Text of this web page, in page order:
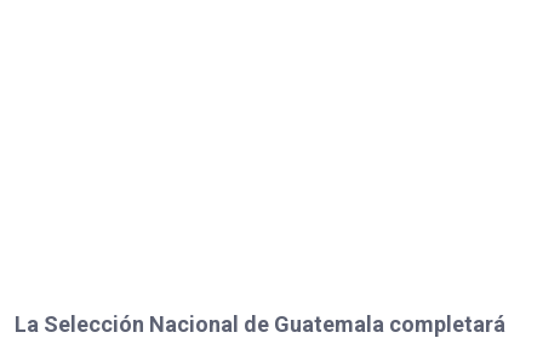
La Selección Nacional de Guatemala completará